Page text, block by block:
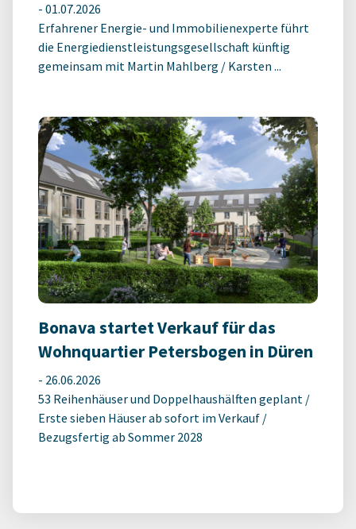
- 01.07.2026
Erfahrener Energie- und Immobilienexperte führt
die Energiedienstleistungsgesellschaft künftig
gemeinsam mit Martin Mahlberg / Karsten ...
Bonava startet Verkauf für das
Wohnquartier Petersbogen in Düren
- 26.06.2026
53 Reihenhäuser und Doppelhaushälften geplant /
Erste sieben Häuser ab sofort im Verkauf /
Bezugsfertig ab Sommer 2028